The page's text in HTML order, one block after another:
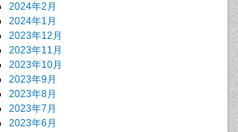
2024年2月
2024年1月
2023年12月
2023年11月
2023年10月
2023年9月
2023年8月
2023年7月
2023年6月